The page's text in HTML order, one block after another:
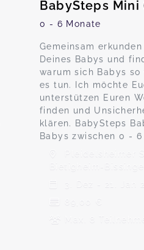
BabySteps Mini
0 - 6 Monate
Gemeinsam
Deines Babys und
warum sich Babys
es tun. Ich möchte
unterstützen Euren
finden und
klären. BabySteps
Babys zwischen 0 - 6
Pleidelsheimer
Bietigheim-
3. Dez - 21. Jan
89,00 €
Max. 8